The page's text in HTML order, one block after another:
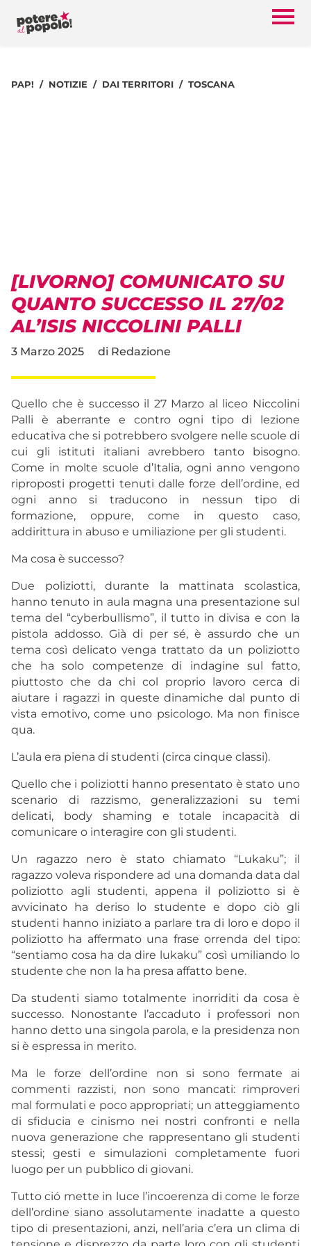
PAP! NOTIZIE DAI TERRITORI TOSCANA
[LIVORNO] COMUNICATO SU
QUANTO SUCCESSO IL 27/02
AL’ISIS NICCOLINI PALLI
3 Marzo 2025 di Redazione
Quello che è successo il 27 Marzo al liceo Niccolini
Palli è aberrante e contro ogni tipo di lezione
educativa che si potrebbero svolgere nelle scuole di
cui gli istituti italiani avrebbero tanto bisogno.
Come in molte scuole d’Italia, ogni anno vengono
riproposti progetti tenuti dalle forze dell’ordine, ed
ogni anno si traducono in nessun tipo di
formazione, oppure, come in questo caso,
addirittura in abuso e umiliazione per gli studenti.
Ma cosa è successo?
Due poliziotti, durante la mattinata scolastica,
hanno tenuto in aula magna una presentazione sul
tema del “cyberbullismo”, il tutto in divisa e con la
pistola addosso. Già di per sé, è assurdo che un
tema così delicato venga trattato da un poliziotto
che ha solo competenze di indagine sul fatto,
piuttosto che da chi col proprio lavoro cerca di
aiutare i ragazzi in queste dinamiche dal punto di
vista emotivo, come uno psicologo. Ma non finisce
qua.
L’aula era piena di studenti (circa cinque classi).
Quello che i poliziotti hanno presentato è stato uno
scenario di razzismo, generalizzazioni su temi
delicati, body shaming e totale incapacità di
comunicare o interagire con gli studenti.
Un ragazzo nero è stato chiamato “Lukaku”; il
ragazzo voleva rispondere ad una domanda data dal
poliziotto agli studenti, appena il poliziotto si è
avvicinato ha deriso lo studente e dopo ciò gli
studenti hanno iniziato a parlare tra di loro e dopo il
poliziotto ha affermato una frase orrenda del tipo:
“sentiamo cosa ha da dire lukaku” così umiliando lo
studente che non la ha presa affatto bene.
Da studenti siamo totalmente inorriditi da cosa è
successo. Nonostante l’accaduto i professori non
hanno detto una singola parola, e la presidenza non
si è espressa in merito.
Ma le forze dell’ordine non si sono fermate ai
commenti razzisti, non sono mancati: rimproveri
mal formulati e poco appropriati; un atteggiamento
di sfiducia e cinismo nei nostri confronti e nella
nuova generazione che rappresentano gli studenti
stessi; gesti e simulazioni completamente fuori
luogo per un pubblico di giovani.
Tutto ció mette in luce l’incoerenza di come le forze
dell’ordine siano assolutamente inadatte a questo
tipo di presentazioni, anzi, nell’aria c’era un clima di